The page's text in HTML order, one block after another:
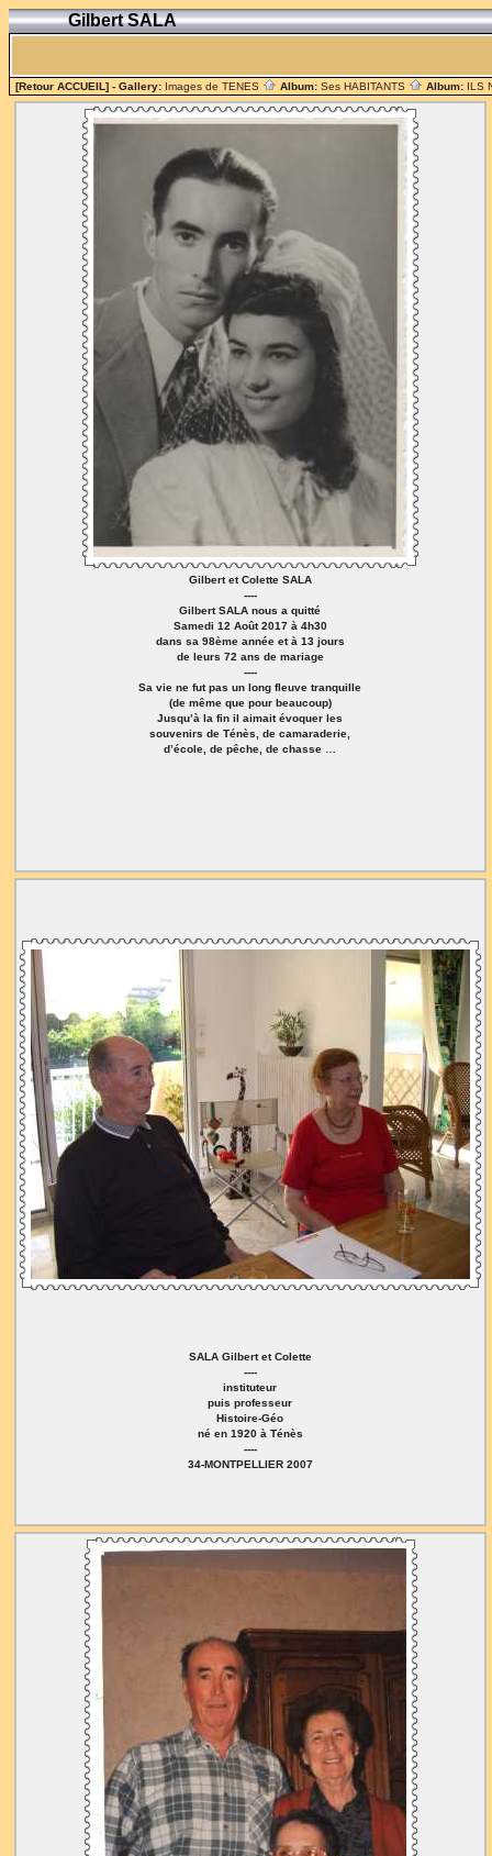
Gilbert SALA
[Retour ACCUEIL] - Gallery: Images de TENES Album: Ses HABITANTS Album: ILS
Gilbert et Colette SALA
----
Gilbert SALA nous a quitté
Samedi 12 Août 2017 à 4h30
dans sa 98ème année et à 13 jours
de leurs 72 ans de mariage
----
Sa vie ne fut pas un long fleuve tranquille
(de même que pour beaucoup)
Jusqu’à la fin il aimait évoquer les
souvenirs de Ténès, de camaraderie,
d’école, de pêche, de chasse …
SALA Gilbert et Colette
----
instituteur
puis professeur
Histoire-Géo
né en 1920 à Ténès
----
34-MONTPELLIER 2007